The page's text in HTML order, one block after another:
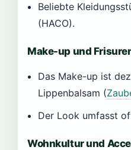
Beliebte
(HACO).
Make-up und
Das Make-up ist
Lippenbalsam (
Der Look umfasst
Wohnkultur und